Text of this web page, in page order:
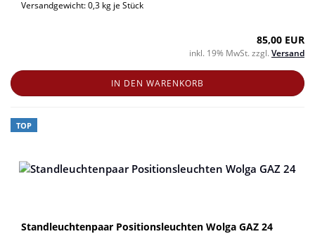
Versandgewicht:0,3 kg je Stück
85,00 EUR
inkl. 19% MwSt. zzgl. Versand
IN DEN WARENKORB
TOP
Standleuchtenpaar Positionsleuchten Wolga GAZ 24